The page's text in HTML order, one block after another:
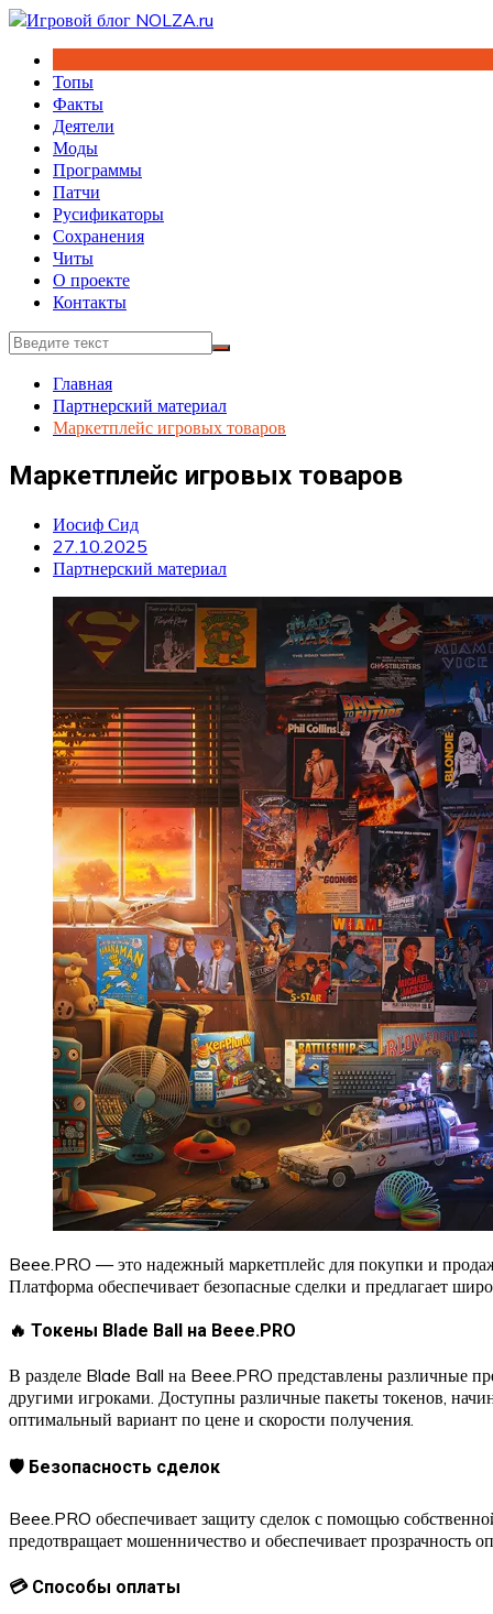
Перейти
содержимому
Топы
Факты
Деятели
Моды
Программы
Патчи
Русификаторы
Сохранения
Читы
О проекте
Контакты
Главная
Партнерский материал
Маркетплейс игровых товаров
Маркетплейс игровых товаров
Иосиф Сид
27.10.2025
Партнерский материал
Beee.PRO — это надежный маркетплейс для покупки и
Платформа обеспечивает безопасные сделки и предлагает
🔥 Токены Blade Ball на Beee.PRO
В разделе Blade Ball на Beee.PRO представлены различные
другими игроками. Доступны различные пакеты токенов,
оптимальный вариант по цене и скорости получения.
🛡️ Безопасность сделок
Beee.PRO обеспечивает защиту сделок с помощью
предотвращает мошенничество и обеспечивает прозрачность
💳 Способы оплаты